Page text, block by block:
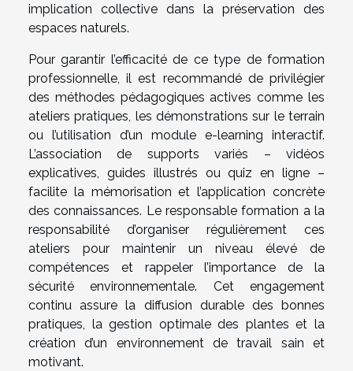
implication collective dans la préservation des
espaces naturels.
Pour garantir l’efficacité de ce type de formation
professionnelle, il est recommandé de privilégier
des méthodes pédagogiques actives comme les
ateliers pratiques, les démonstrations sur le terrain
ou l’utilisation d’un module e-learning interactif.
L’association de supports variés – vidéos
explicatives, guides illustrés ou quiz en ligne –
facilite la mémorisation et l’application concrète
des connaissances. Le responsable formation a la
responsabilité d’organiser régulièrement ces
ateliers pour maintenir un niveau élevé de
compétences et rappeler l’importance de la
sécurité environnementale. Cet engagement
continu assure la diffusion durable des bonnes
pratiques, la gestion optimale des plantes et la
création d’un environnement de travail sain et
motivant.